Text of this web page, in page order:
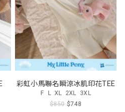
彩虹小馬聯名瞬涼冰肌印花TEE
F L XL 2XL 3XL
$850 $748